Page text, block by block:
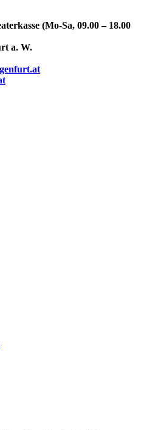
(Mo-Sa, 09.00 – 18.00
a. W.